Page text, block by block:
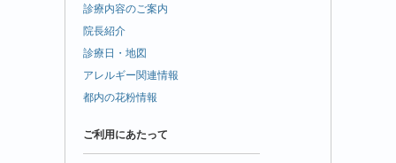
診療内容のご案内
院長紹介
診療日・地図
アレルギー関連情報
都内の花粉情報
ご利用にあたって